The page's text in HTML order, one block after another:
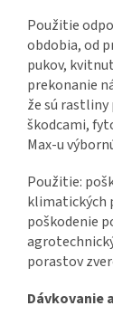
Použitie
obdobia, od
pukov,
prekonanie
že sú
škodcami,
Max-u
Použitie:
klimatických
poškodenie
porastov
Dávkovanie